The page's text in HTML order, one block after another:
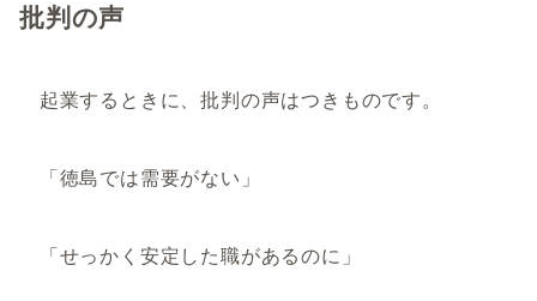
批判の声
起業するときに、批判の声はつきものです。
「徳島では需要がない」
「せっかく安定した職があるのに」